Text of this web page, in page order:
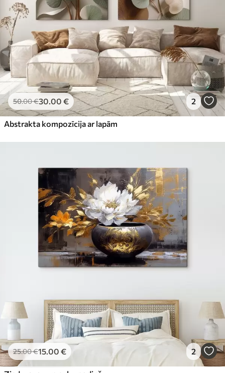
50.00€30.00 € 2
Abstrakta kompozīcija ar lapām
25.00€15.00 € 2